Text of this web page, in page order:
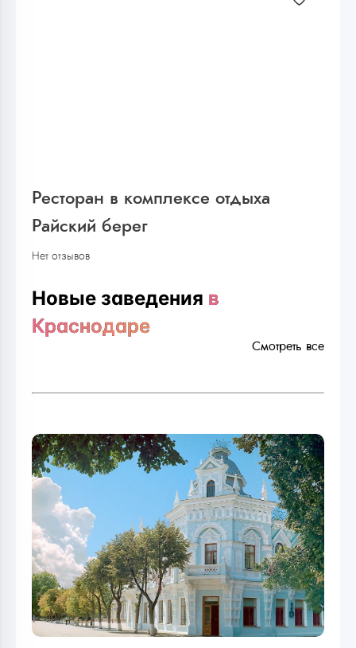
Ресторан в комплексе отдыха
Райский берег
Нет отзывов
Новые заведения в
Краснодаре
Смотреть все